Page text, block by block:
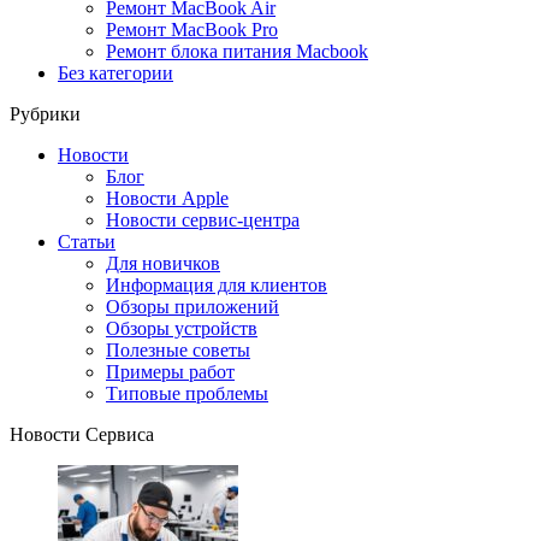
Ремонт MacBook Air
Ремонт MacBook Pro
Ремонт блока питания Macbook
Без категории
Рубрики
Новости
Блог
Новости Apple
Новости сервис-центра
Статьи
Для новичков
Информация для клиентов
Обзоры приложений
Обзоры устройств
Полезные советы
Примеры работ
Типовые проблемы
Новости Сервиса